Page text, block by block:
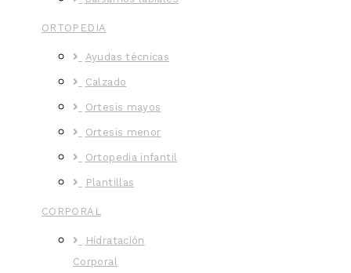
ORTOPEDIA
Ayudas técnicas
Calzado
Ortesis mayos
Ortesis menor
Ortopedia infantil
Plantillas
CORPORAL
Hidratación
Corporal